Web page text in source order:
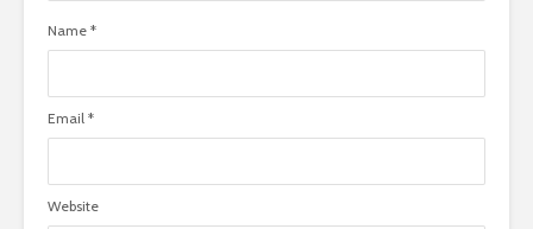
Name *
Email *
Website